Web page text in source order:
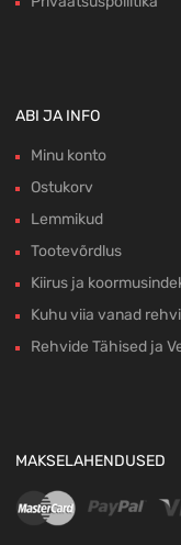
ABI JA INFO
Minu konto
Ostukorv
Lemmikud
Tootevõrdlus
Kiirus ja
Kuhu viia vanad
Rehvide Tähised ja
MAKSELAHENDUSED